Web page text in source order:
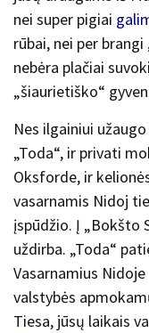
nei super pigiai
rūbai, nei per
nebėra plačiai
„šiaurietiško“
Nes ilgainiui
„Toda“, ir privati
Oksforde, ir
vasarnamis Nidoj
įspūdžio. Į „Bokšto
uždirba. „Toda“
Vasarnamius
valstybės
Tiesa, jūsų laikais